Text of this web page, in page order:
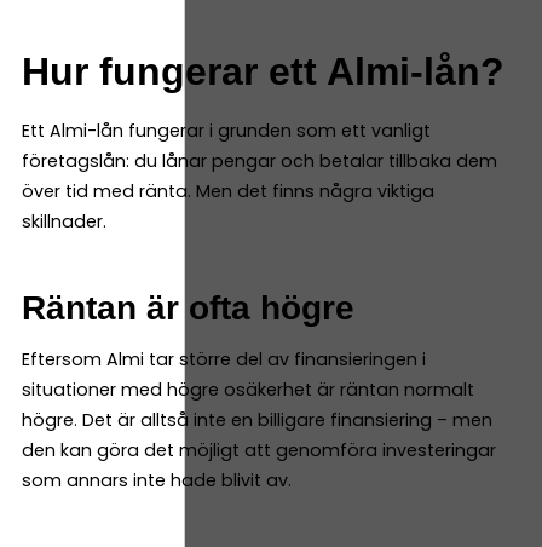
Hur fungerar ett Almi-lån?
Ett Almi-lån fungerar i grunden som ett vanligt
företagslån: du lånar pengar och betalar tillbaka dem
över tid med ränta. Men det finns några viktiga
skillnader.
Räntan är ofta högre
Eftersom Almi tar större del av finansieringen i
situationer med högre osäkerhet är räntan normalt
högre. Det är alltså inte en billigare finansiering – men
den kan göra det möjligt att genomföra investeringar
som annars inte hade blivit av.